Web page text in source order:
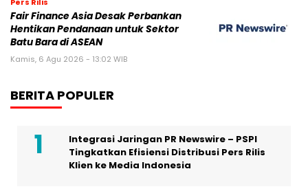
Fair Finance Asia Desak Perbankan
Hentikan Pendanaan untuk Sektor
Batu Bara di ASEAN
Kamis, 6 Agu 2026 - 13:02 WIB
BERITA POPULER
Integrasi Jaringan PR Newswire – PSPI
Tingkatkan Efisiensi Distribusi Pers Rilis
Klien ke Media Indonesia